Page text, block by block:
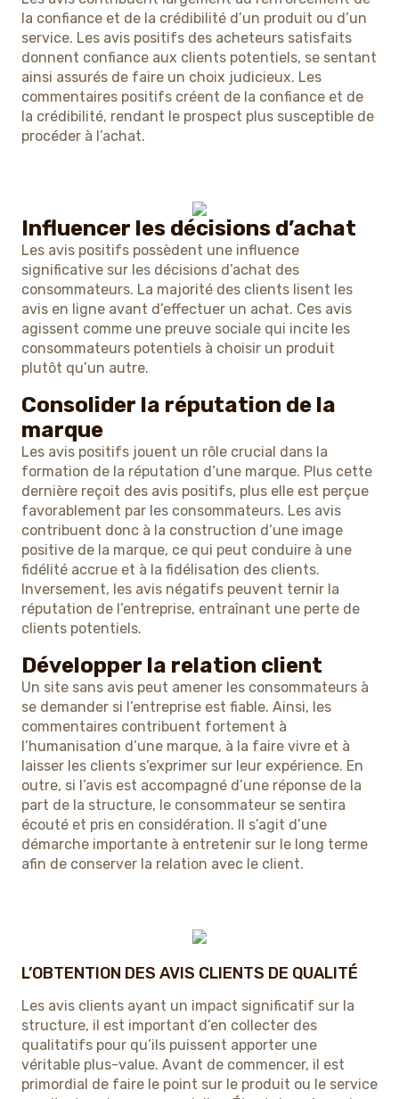
la confiance et de la crédibilité d’un produit ou d’un
service. Les avis positifs des acheteurs satisfaits
donnent confiance aux clients potentiels, se sentant
ainsi assurés de faire un choix judicieux. Les
commentaires positifs créent de la confiance et de
la crédibilité, rendant le prospect plus susceptible de
procéder à l’achat.
Influencer les décisions d’achat
Les avis positifs possèdent une influence
significative sur les décisions d’achat des
consommateurs. La majorité des clients lisent les
avis en ligne avant d’effectuer un achat. Ces avis
agissent comme une preuve sociale qui incite les
consommateurs potentiels à choisir un produit
plutôt qu’un autre.
Consolider la réputation de la
marque
Les avis positifs jouent un rôle crucial dans la
formation de la réputation d’une marque. Plus cette
dernière reçoit des avis positifs, plus elle est perçue
favorablement par les consommateurs. Les avis
contribuent donc à la construction d’une image
positive de la marque, ce qui peut conduire à une
fidélité accrue et à la fidélisation des clients.
Inversement, les avis négatifs peuvent ternir la
réputation de l’entreprise, entraînant une perte de
clients potentiels.
Développer la relation client
Un site sans avis peut amener les consommateurs à
se demander si l’entreprise est fiable. Ainsi, les
commentaires contribuent fortement à
l’humanisation d’une marque, à la faire vivre et à
laisser les clients s’exprimer sur leur expérience. En
outre, si l’avis est accompagné d’une réponse de la
part de la structure, le consommateur se sentira
écouté et pris en considération. Il s’agit d’une
démarche importante à entretenir sur le long terme
afin de conserver la relation avec le client.
L’OBTENTION DES AVIS CLIENTS DE QUALITÉ
Les avis clients ayant un impact significatif sur la
structure, il est important d’en collecter des
qualitatifs pour qu’ils puissent apporter une
véritable plus-value. Avant de commencer, il est
primordial de faire le point sur le produit ou le service